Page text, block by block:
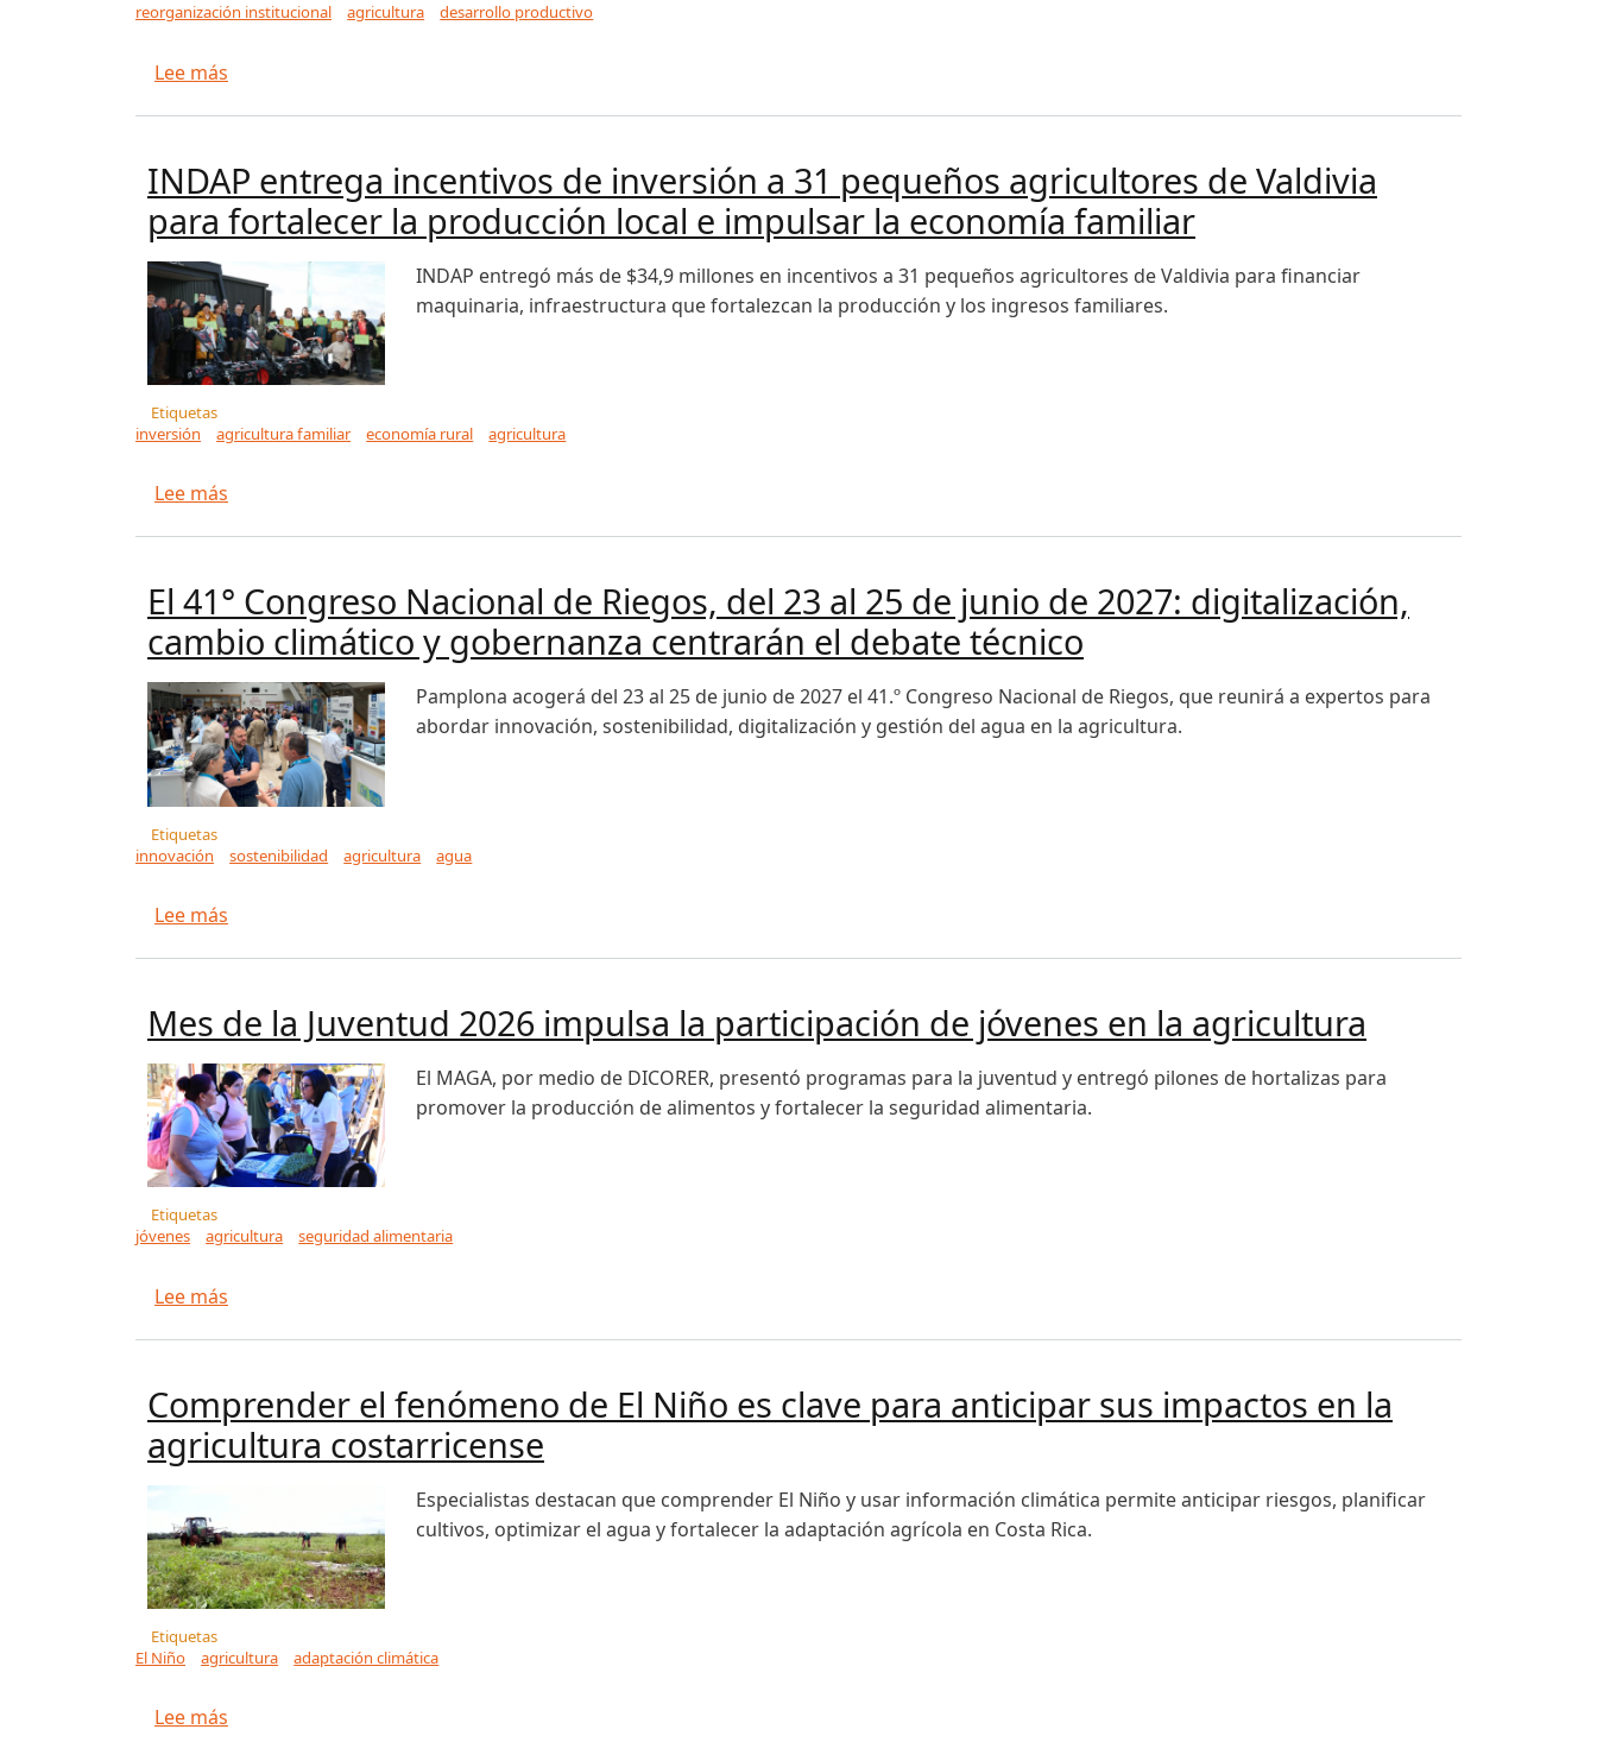
reorganización institucional
agricultura desarrollo productivo
Lee más
INDAP entrega incentivos de inversión a 31 pequeños agricultores de Valdivia
para fortalecer la producción local e impulsar la economía familiar
INDAP entregó más de $34,9 millones en incentivos a 31 pequeños agricultores de Valdivia para financiar
maquinaria, infraestructura que fortalezcan la producción y los ingresos familiares.
Etiquetas
inversión
agricultura familiar economía rural agricultura
Lee más
El 41° Congreso Nacional de Riegos, del 23 al 25 de junio de 2027: digitalización,
cambio climático y gobernanza centrarán el debate técnico
Pamplona acogerá del 23 al 25 de junio de 2027 el 41.º Congreso Nacional de Riegos, que reunirá a expertos para
abordar innovación, sostenibilidad, digitalización y gestión del agua en la agricultura.
Etiquetas
innovación
sostenibilidad agricultura agua
Lee más
Mes de la Juventud 2026 impulsa la participación de jóvenes en la agricultura
El MAGA, por medio de DICORER, presentó programas para la juventud y entregó pilones de hortalizas para
promover la producción de alimentos y fortalecer la seguridad alimentaria.
Etiquetas
jóvenes
agricultura seguridad alimentaria
Lee más
Comprender el fenómeno de El Niño es clave para anticipar sus impactos en la
agricultura costarricense
Especialistas destacan que comprender El Niño y usar información climática permite anticipar riesgos, planificar
cultivos, optimizar el agua y fortalecer la adaptación agrícola en Costa Rica.
Etiquetas
El Niño
agricultura adaptación climática
Lee más